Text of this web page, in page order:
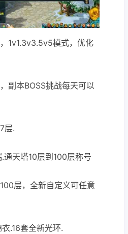
1v1.3v3.5v5模式，优化
副本BOSS挑战每天可以
层.
天塔10层到100层称号
层，全新自定义可任意
.16套全新光环.